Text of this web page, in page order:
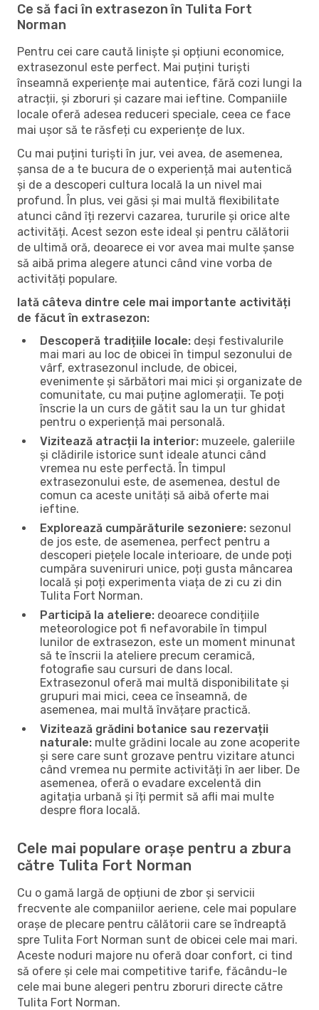
Ce să faci în extrasezon în Tulita Fort
Norman
Pentru cei care caută liniște și opțiuni economice,
extrasezonul este perfect. Mai puțini turiști
înseamnă experiențe mai autentice, fără cozi lungi la
atracții, și zboruri și cazare mai ieftine. Companiile
locale oferă adesea reduceri speciale, ceea ce face
mai ușor să te răsfeți cu experiențe de lux.
Cu mai puțini turiști în jur, vei avea, de asemenea,
șansa de a te bucura de o experiență mai autentică
și de a descoperi cultura locală la un nivel mai
profund. În plus, vei găsi și mai multă flexibilitate
atunci când îți rezervi cazarea, tururile și orice alte
activități. Acest sezon este ideal și pentru călătorii
de ultimă oră, deoarece ei vor avea mai multe șanse
să aibă prima alegere atunci când vine vorba de
activități populare.
Iată câteva dintre cele mai importante activități
de făcut în extrasezon:
Descoperă tradițiile locale: deși festivalurile
mai mari au loc de obicei în timpul sezonului de
vârf, extrasezonul include, de obicei,
evenimente și sărbători mai mici și organizate de
comunitate, cu mai puține aglomerații. Te poți
înscrie la un curs de gătit sau la un tur ghidat
pentru o experiență mai personală.
Vizitează atracții la interior: muzeele, galeriile
și clădirile istorice sunt ideale atunci când
vremea nu este perfectă. În timpul
extrasezonului este, de asemenea, destul de
comun ca aceste unități să aibă oferte mai
ieftine.
Explorează cumpărăturile sezoniere: sezonul
de jos este, de asemenea, perfect pentru a
descoperi piețele locale interioare, de unde poți
cumpăra suveniruri unice, poți gusta mâncarea
locală și poți experimenta viața de zi cu zi din
Tulita Fort Norman.
Participă la ateliere: deoarece condițiile
meteorologice pot fi nefavorabile în timpul
lunilor de extrasezon, este un moment minunat
să te înscrii la ateliere precum ceramică,
fotografie sau cursuri de dans local.
Extrasezonul oferă mai multă disponibilitate și
grupuri mai mici, ceea ce înseamnă, de
asemenea, mai multă învățare practică.
Vizitează grădini botanice sau rezervații
naturale: multe grădini locale au zone acoperite
și sere care sunt grozave pentru vizitare atunci
când vremea nu permite activități în aer liber. De
asemenea, oferă o evadare excelentă din
agitația urbană și îți permit să afli mai multe
despre flora locală.
Cele mai populare orașe pentru a zbura
către Tulita Fort Norman
Cu o gamă largă de opțiuni de zbor și servicii
frecvente ale companiilor aeriene, cele mai populare
orașe de plecare pentru călătorii care se îndreaptă
spre Tulita Fort Norman sunt de obicei cele mai mari.
Aceste noduri majore nu oferă doar confort, ci tind
să ofere și cele mai competitive tarife, făcându-le
cele mai bune alegeri pentru zboruri directe către
Tulita Fort Norman.